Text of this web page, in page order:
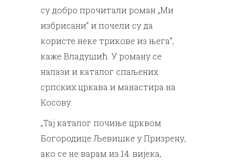
су добро прочитали роман „Ми
избрисани” и почели су да
користе неке трикове из њега”,
каже Владушић. У роману се
налази и каталог спаљених
српских цркава и манастира на
Косову.
„Тај каталог почиње црквом
Богородице Љевишке у Призрену,
ако се не варам из 14. вијека,